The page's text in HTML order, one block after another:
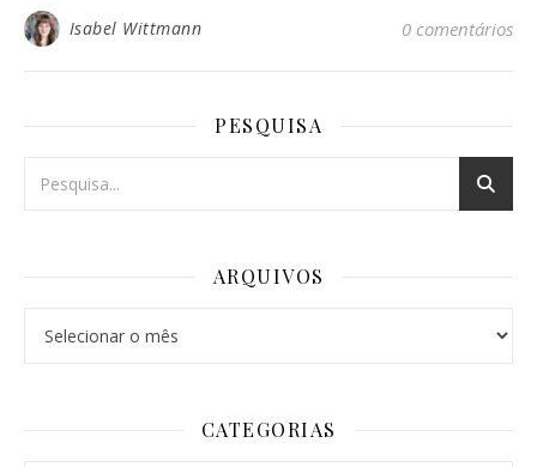
Isabel Wittmann 0 comentários
PESQUISA
ARQUIVOS
CATEGORIAS